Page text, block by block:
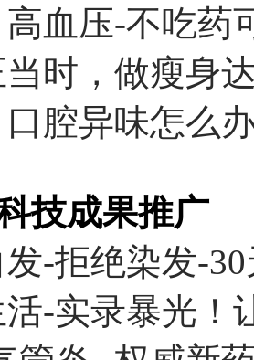
高血压-不吃药
时，做瘦身
口腔异味怎么
技成果推广
-拒绝染发-
-实录暴光！